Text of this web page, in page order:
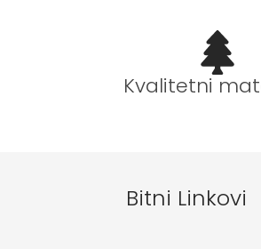
Kvalitetni
Bitni Linkovi